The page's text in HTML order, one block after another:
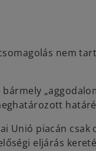
nem
Unió piacán
eljárás